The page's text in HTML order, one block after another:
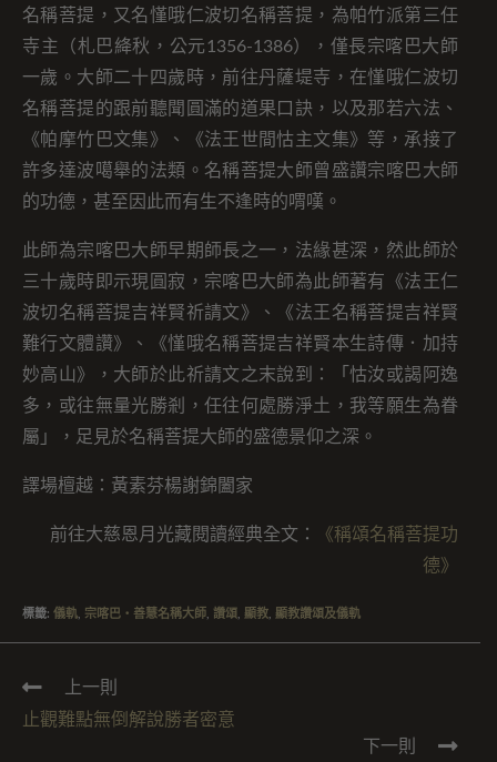
名稱菩提，又名慬哦仁波切名稱菩提，為帕竹派第三任
寺主（札巴絳秋，公元1356-1386），僅長宗喀巴大師
一歲。大師二十四歲時，前往丹薩堤寺，在慬哦仁波切
名稱菩提的跟前聽聞圓滿的道果口訣，以及那若六法、
《帕摩竹巴文集》、《法王世間怙主文集》等，承接了
許多達波噶舉的法類。名稱菩提大師曾盛讚宗喀巴大師
的功德，甚至因此而有生不逢時的喟嘆。
此師為宗喀巴大師早期師長之一，法緣甚深，然此師於
三十歲時即示現圓寂，宗喀巴大師為此師著有《法王仁
波切名稱菩提吉祥賢祈請文》、《法王名稱菩提吉祥賢
難行文體讚》、《慬哦名稱菩提吉祥賢本生詩傳．加持
妙高山》，大師於此祈請文之末說到：「怙汝或謁阿逸
多，或往無量光勝剎，任往何處勝淨土，我等願生為眷
屬」，足見於名稱菩提大師的盛德景仰之深。
譯場檀越：黃素芬楊謝錦闔家
前往大慈恩月光藏閱讀經典全文：
《稱頌名稱菩提功
德》
標籤: 儀軌 宗喀巴・善慧名稱大師 讚頌 顯教 顯教讚頌及儀軌
上一則
止觀難點無倒解說勝者密意
下一則